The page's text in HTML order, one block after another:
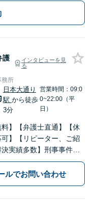
、財産分与、養育費
さい【弁護士歴10年以
護
インタビューを見
る
務所
日本大通り
駅 から徒歩
3分
営業時間：09:0
0~22:00（平
日）
料】【弁護士直通】【休
】【リピーター、ご紹
実績多数】刑事事件、
、相続など幅広く対
応と丁寧なサポートに努
ルでお問い合わせ